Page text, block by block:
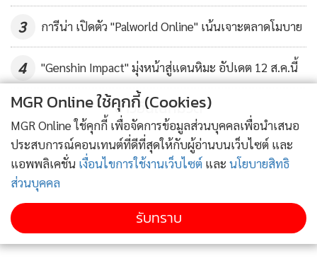
เน็ตมาร์เบิ้ลจะเผยข้อมูลโดยละเอียดเกี่ยวกับ ‘ศึกตำนาน 7
อัศวิน Origin’ และ ‘MONGIL: STAR DIVE’ ในงาน TGS 2025
รวมถึงกิจกรรมต่าง ๆ บนเวที ที่เว็บไซต์พิเศษ TGS 2025 ก่อน
งาน
*ทีมงานผู้จัดการเกม เรียนเชิญผู้อ่านทุกท่านร่วมเป็นแฟนเพจ
ManagerGameทางเฟซบุ๊กเพื่อเพิ่มช่องทางการรับข่าวสาร
วงการเกมครับ*
3 การีน่า เปิดตัว "Palworld Online" เน้นเจาะตลาดโมบาย
4 "Genshin Impact" มุ่งหน้าสู่แดนหิมะ อัปเดต 12 ส.ค.นี้
ข่าวอื่นในหมวด
MGR Online ใช้คุกกี้ (Cookies)
MGR Online ใช้คุกกี้ เพื่อจัดการข้อมูลส่วนบุคคลเพื่อนำเสนอ
ประสบการณ์คอนเทนต์ที่ดีที่สุดให้กับผู้อ่านบนเว็บไซต์ และ
แอพพลิเคชั่น เงื่อนไขการใช้งานเว็บไซต์ และ นโยบายสิทธิ
ส่วนบุคคล
รับทราบ